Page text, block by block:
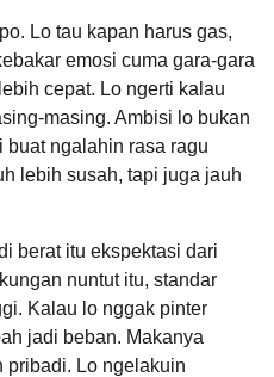
Lo tau kapan harus gas,
emosi cuma gara-gara
cepat. Lo ngerti kalau
masing. Ambisi lo bukan
buat ngalahin rasa ragu
lebih susah, tapi juga jauh
berat itu ekspektasi dari
nuntut itu, standar
Kalau lo nggak pinter
jadi beban. Makanya
pribadi. Lo ngelakuin